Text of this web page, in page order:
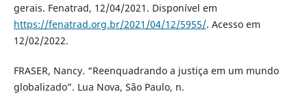
gerais. Fenatrad, 12/04/2021. Disponível em
https://fenatrad.org.br/2021/04/12/5955/. Acesso em
12/02/2022.
FRASER, Nancy. “Reenquadrando a justiça em um mundo
globalizado”. Lua Nova, São Paulo, n.